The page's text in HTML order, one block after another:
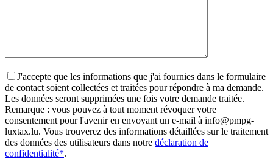
J'accepte que les informations que j'ai fournies dans le formulaire
de contact soient collectées et traitées pour répondre à ma demande.
Les données seront supprimées une fois votre demande traitée.
Remarque : vous pouvez à tout moment révoquer votre
consentement pour l'avenir en envoyant un e-mail à info@pmpg-
luxtax.lu. Vous trouverez des informations détaillées sur le traitement
des données des utilisateurs dans notre déclaration de
confidentialité*.